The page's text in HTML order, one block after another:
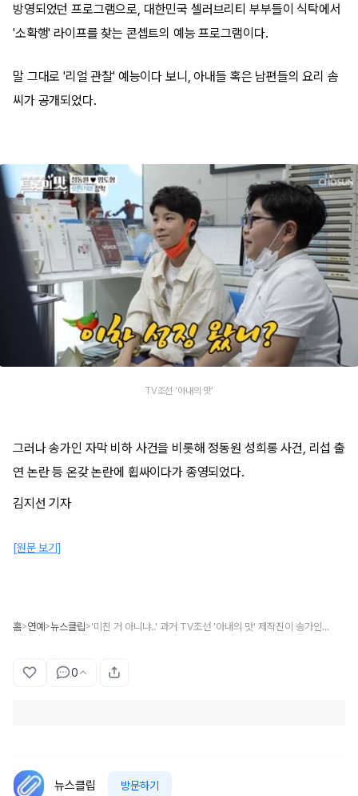
방영되었던 프로그램으로, 대한민국 셀러브리티 부부들이 식탁에서
'소확행' 라이프를 찾는 콘셉트의 예능 프로그램이다.
말 그대로 '리얼 관찰' 예능이다 보니, 아내들 혹은 남편들의 요리 솜
씨가 공개되었다.
TV조선 '아내의 맛'
그러나 송가인 자막 비하 사건을 비롯해 정동원 성희롱 사건, 리섭 출
연 논란 등 온갖 논란에 휩싸이다가 종영되었다.
김지선 기자
[원문 보기]
홈>연예 >뉴스클립> '미친 거 아니냐..' 과거 TV조선 '아내의 맛' 제작진이 송가인 아버지에 썼던 충격 자막
0
뉴스클립 방문하기